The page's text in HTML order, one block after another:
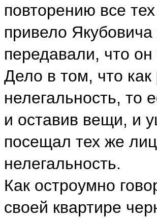
повторению все
привело
передавали, что
Дело в том, что
нелегальность, то
и оставив вещи, и
посещал тех же
нелегальность.
Как остроумно
своей квартире